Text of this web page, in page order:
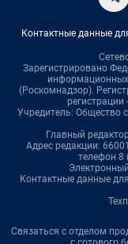
Контактные данные
Зарегистрировано
(Роскомнадзор).
Учредитель: Общество
Главный
Адрес редакции:
телефон 8
Контактные данные
Связаться с отделом